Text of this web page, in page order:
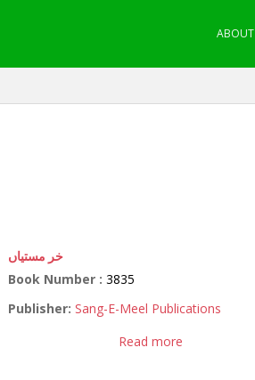
ABOUT
خر مستیاں
Book Number :3835
Publisher: Sang-E-Meel Publications
Read more